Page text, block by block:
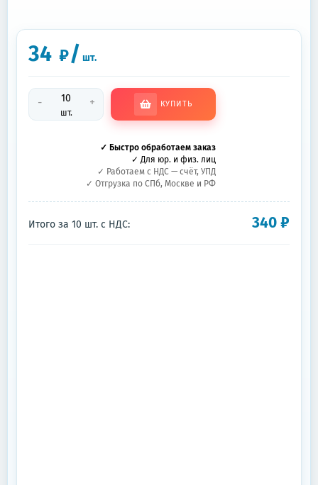
34 ₽/ шт.
-
шт.
+ КУПИТЬ
✓ Быстро обработаем заказ
✓ Для юр. и физ. лиц
✓ Работаем с НДС — счёт, УПД
✓ Отгрузка по СПб, Москве и РФ
Итого за 10 шт. с НДС: 340₽